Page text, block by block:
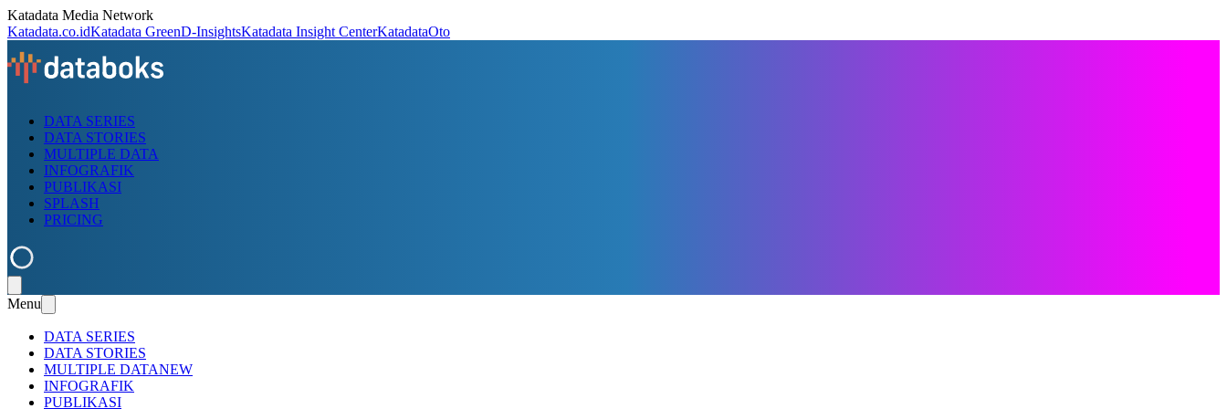
Katadata Media Network
Katadata.co.idKatadata GreenD-InsightsKatadata Insight CenterKatadataOto
DATA SERIES
DATA STORIES
MULTIPLE DATA
INFOGRAFIK
PUBLIKASI
SPLASH
PRICING
Menu
DATA SERIES
DATA STORIES
MULTIPLE DATANEW
INFOGRAFIK
PUBLIKASI